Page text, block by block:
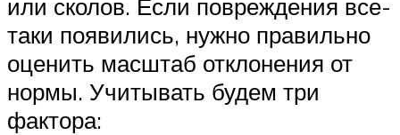
или сколов. Если повреждения все-
таки появились, нужно правильно
оценить масштаб отклонения от
нормы. Учитывать будем три
фактора: